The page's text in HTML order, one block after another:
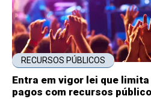
RECURSOS PÚBLICOS
Entra em vigor lei que
pagos com recursos